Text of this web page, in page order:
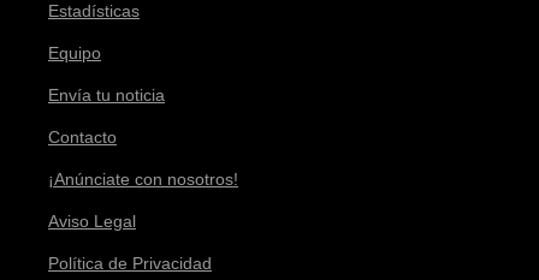
Estadísticas
Equipo
Envía tu noticia
Contacto
¡Anúnciate con nosotros!
Aviso Legal
Política de Privacidad